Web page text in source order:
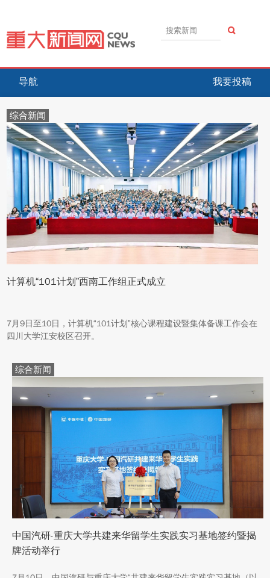
导航 我要投稿
综合新闻
计算机“101计划”西南工作组正式成立
7月9日至10日，计算机“101计划”核心课程建设暨集体备课工作会在
四川大学江安校区召开。
综合新闻
中国汽研-重庆大学共建来华留学生实践实习基地签约暨揭
牌活动举行